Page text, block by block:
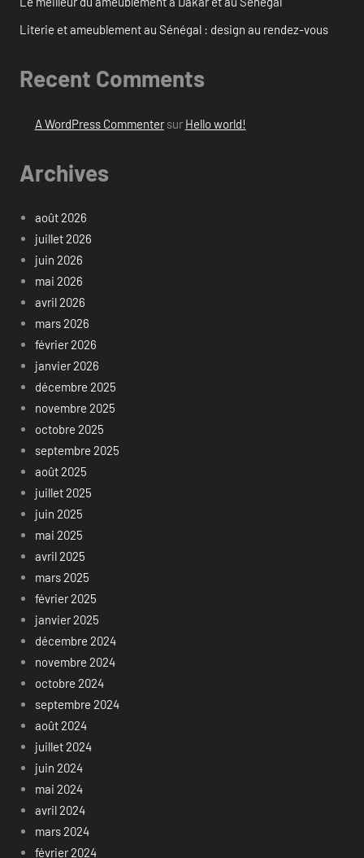
Literie et ameublement au Sénégal : design au rendez-vous
Recent Comments
A WordPress Commentersur Hello world!
Archives
août 2026
juillet 2026
juin 2026
mai 2026
avril 2026
mars 2026
février 2026
janvier 2026
décembre 2025
novembre 2025
octobre 2025
septembre 2025
août 2025
juillet 2025
juin 2025
mai 2025
avril 2025
mars 2025
février 2025
janvier 2025
décembre 2024
novembre 2024
octobre 2024
septembre 2024
août 2024
juillet 2024
juin 2024
mai 2024
avril 2024
mars 2024
février 2024